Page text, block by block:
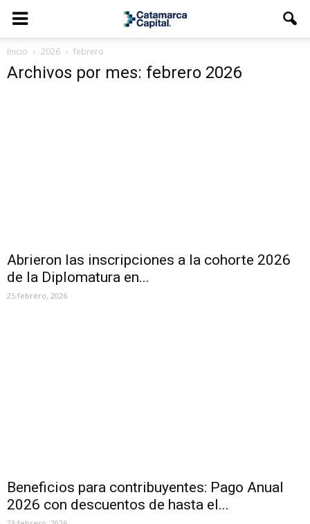
Inicio 2026 febrero
Archivos por mes: febrero 2026
Abrieron las inscripciones a la cohorte 2026
de la Diplomatura en...
25 febrero, 2026
Beneficios para contribuyentes: Pago Anual
2026 con descuentos de hasta el...